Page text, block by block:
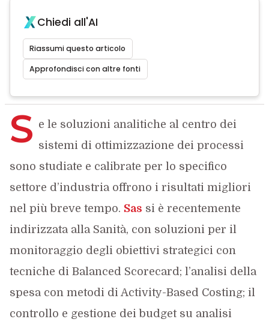
Chiedi all'AI
Riassumi questo articolo
Approfondisci con altre fonti
S e le soluzioni analitiche al centro dei
sistemi di ottimizzazione dei processi
sono studiate e calibrate per lo specifico
settore d’industria offrono i risultati migliori
nel più breve tempo. Sas si è recentemente
indirizzata alla Sanità, con soluzioni per il
monitoraggio degli obiettivi strategici con
tecniche di Balanced Scorecard; l’analisi della
spesa con metodi di Activity-Based Costing; il
controllo e gestione dei budget su analisi